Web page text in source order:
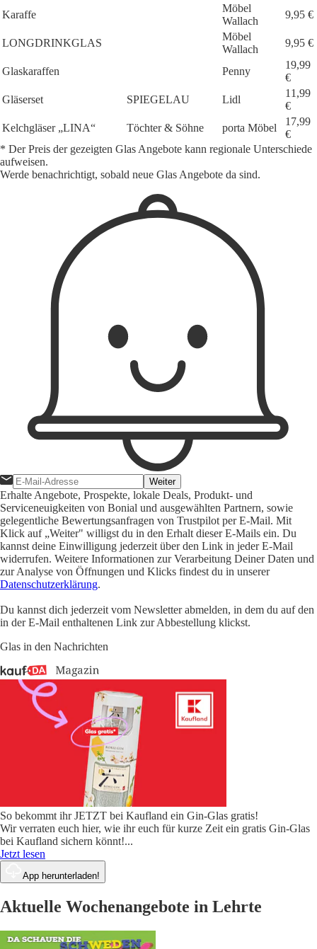
Karaffe
Möbel
Wallach
9,95 €
LONGDRINKGLAS
Möbel
Wallach
9,95 €
Glaskaraffen Penny
19,99
€
Gläserset
SPIEGELAU Lidl
11,99
€
Kelchgläser „LINA“
Töchter & Söhne porta Möbel
17,99
€
* Der Preis der gezeigten Glas Angebote kann regionale Unterschiede
aufweisen.
Werde benachrichtigt, sobald neue Glas Angebote da sind.
Weiter
Erhalte Angebote, Prospekte, lokale Deals, Produkt- und
Serviceneuigkeiten von Bonial und ausgewählten Partnern, sowie
gelegentliche Bewertungsanfragen von Trustpilot per E-Mail. Mit
Klick auf „Weiter" willigst du in den Erhalt dieser E-Mails ein. Du
kannst deine Einwilligung jederzeit über den Link in jeder E-Mail
widerrufen. Weitere Informationen zur Verarbeitung Deiner Daten und
zur Analyse von Öffnungen und Klicks findest du in unserer
Datenschutzerklärung.
Du kannst dich jederzeit vom Newsletter abmelden, in dem du auf den
in der E-Mail enthaltenen Link zur Abbestellung klickst.
Glas in den Nachrichten
So bekommt ihr JETZT bei Kaufland ein Gin-Glas gratis!
Wir verraten euch hier, wie ihr euch für kurze Zeit ein gratis Gin-Glas
bei Kaufland sichern könnt!...
Jetzt lesen
App herunterladen!
Aktuelle Wochenangebote in Lehrte